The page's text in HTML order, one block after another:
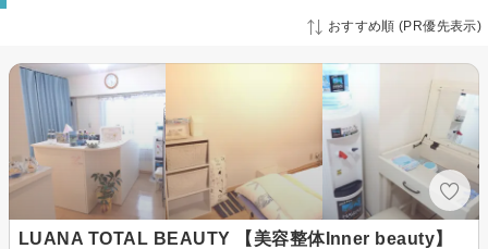
おすすめ順 (PR優先表示)
LUANA TOTAL BEAUTY 【美容整体Inner beauty】